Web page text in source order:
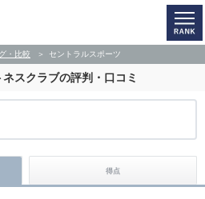
・比較 セントラルスポーツ
ネスクラブの評判・口コミ
得点